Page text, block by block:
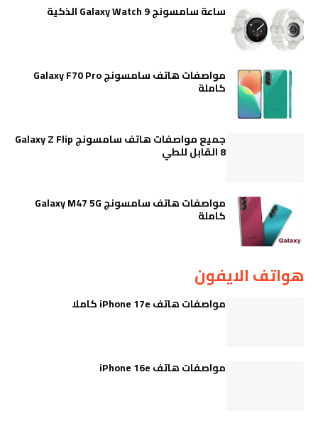
ساعة سامسونج Galaxy Watch 9 الذكية
مواصفات هاتف سامسونج Galaxy F70 Pro
كاملة
جميع مواصفات هاتف سامسونج Galaxy Z Flip
8 القابل للطي
مواصفات هاتف سامسونج Galaxy M47 5G
كاملة
هواتف الايفون
مواصفات هاتف iPhone 17e كاملا
مواصفات هاتف iPhone 16e